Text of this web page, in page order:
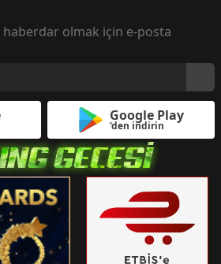
haberdar olmak için e-posta
Google Play
'den indirin